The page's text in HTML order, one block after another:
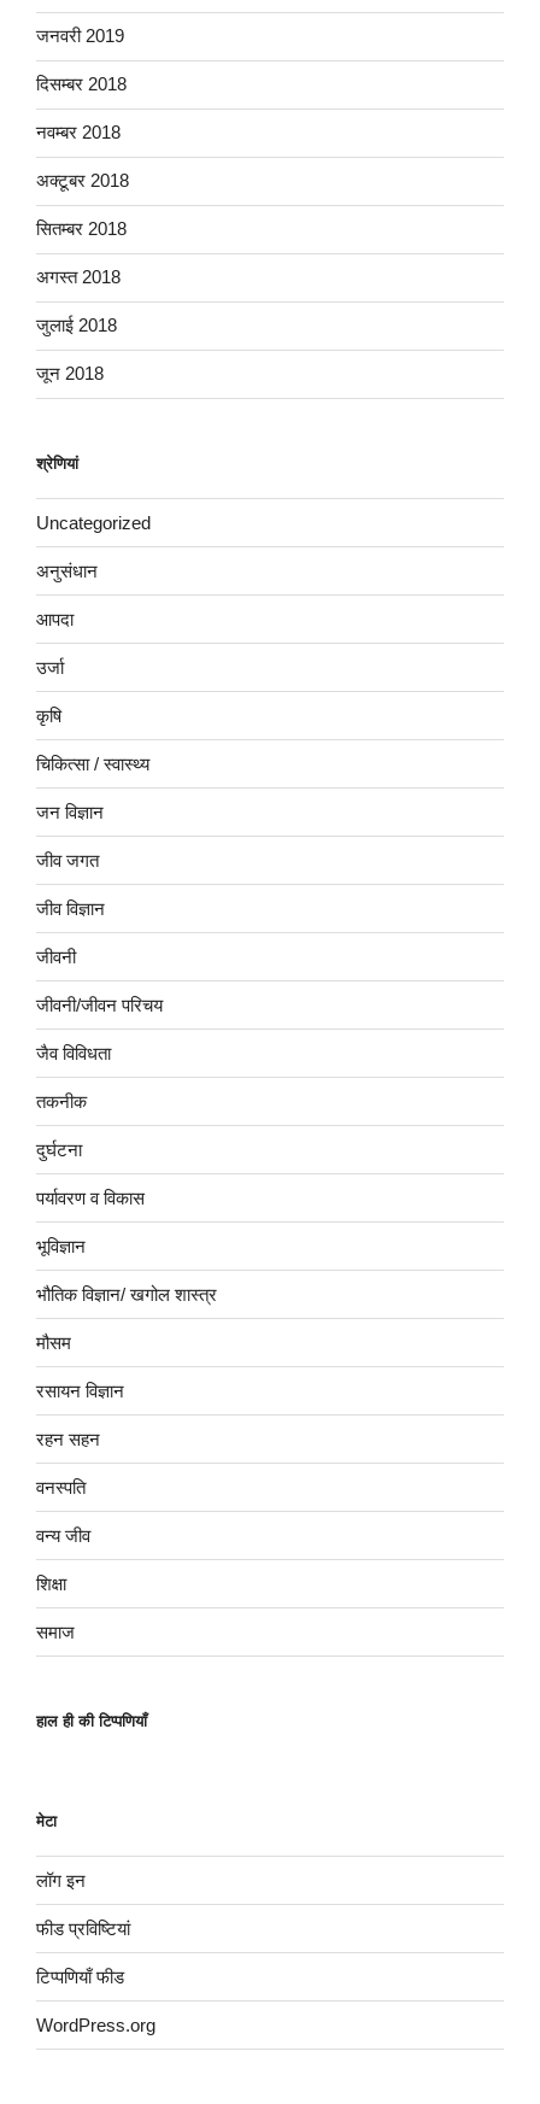
जनवरी 2019
दिसम्बर 2018
नवम्बर 2018
अक्टूबर 2018
सितम्बर 2018
अगस्त 2018
जुलाई 2018
जून 2018
श्रेणियां
Uncategorized
अनुसंधान
आपदा
उर्जा
कृषि
चिकित्सा / स्वास्थ्य
जन विज्ञान
जीव जगत
जीव विज्ञान
जीवनी
जीवनी/जीवन परिचय
जैव विविधता
तकनीक
दुर्घटना
पर्यावरण व विकास
भूविज्ञान
भौतिक विज्ञान/ खगोल शास्त्र
मौसम
रसायन विज्ञान
रहन सहन
वनस्पति
वन्य जीव
शिक्षा
समाज
हाल ही की टिप्पणियाँ
मेटा
लॉग इन
फीड प्रविष्टियां
टिप्पणियाँ फीड
WordPress.org